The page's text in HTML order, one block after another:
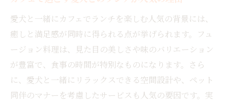
愛犬と一緒にカフェでランチを楽しむ人気の背景には、
癒しと満足感が同時に得られる点が挙げられます。フュ
ージョン料理は、見た目の美しさや味のバリエーション
が豊富で、食事の時間が特別なものになります。さら
に、愛犬と一緒にリラックスできる空間設計や、ペット
同伴のマナーを考慮したサービスも人気の要因です。実